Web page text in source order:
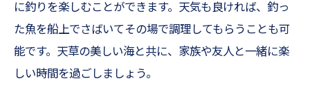
に釣りを楽しむことができます。天気も良ければ、釣っ
た魚を船上でさばいてその場で調理してもらうことも可
能です。天草の美しい海と共に、家族や友人と一緒に楽
しい時間を過ごしましょう。